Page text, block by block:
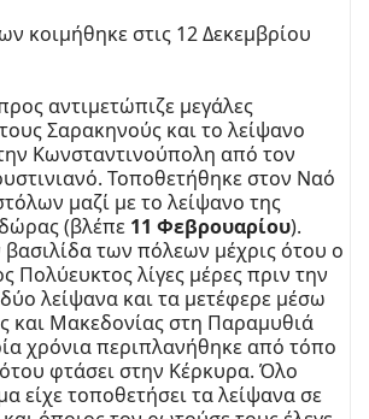
κοιμήθηκε στις 12 Δεκεμβρίου
αντιμετώπιζε μεγάλες
Σαρακηνούς και το λείψανο
Κωνσταντινούπολη από τον
Τοποθετήθηκε στον Ναό
μαζί με το λείψανο της
(βλέπε 11 Φεβρουαρίου).
βασιλίδα των πόλεων μέχρις ότου ο
Πολύευκτος λίγες μέρες πριν την
λείψανα και τα μετέφερε μέσω
και Μακεδονίας στη Παραμυθιά
χρόνια περιπλανήθηκε από τόπο
φτάσει στην Κέρκυρα. Όλο
είχε τοποθετήσει τα λείψανα σε